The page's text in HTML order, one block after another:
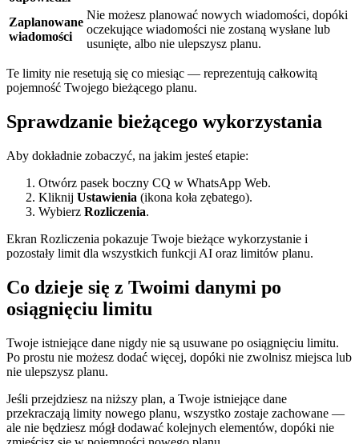
Zaplanowane
wiadomości
Nie możesz planować nowych wiadomości, dopóki
oczekujące wiadomości nie zostaną wysłane lub
usunięte, albo nie ulepszysz planu.
Te limity nie resetują się co miesiąc — reprezentują całkowitą
pojemność Twojego bieżącego planu.
Sprawdzanie bieżącego wykorzystania
Aby dokładnie zobaczyć, na jakim jesteś etapie:
Otwórz pasek boczny CQ w WhatsApp Web.
Kliknij Ustawienia (ikona koła zębatego).
Wybierz Rozliczenia.
Ekran Rozliczenia pokazuje Twoje bieżące wykorzystanie i
pozostały limit dla wszystkich funkcji AI oraz limitów planu.
Co dzieje się z Twoimi danymi po
osiągnięciu limitu
Twoje istniejące dane nigdy nie są usuwane po osiągnięciu limitu.
Po prostu nie możesz dodać więcej, dopóki nie zwolnisz miejsca lub
nie ulepszysz planu.
Jeśli przejdziesz na niższy plan, a Twoje istniejące dane
przekraczają limity nowego planu, wszystko zostaje zachowane —
ale nie będziesz mógł dodawać kolejnych elementów, dopóki nie